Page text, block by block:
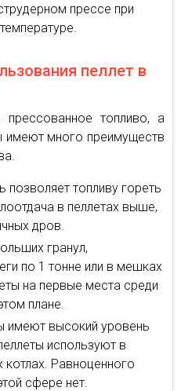
прессе при
пеллет в
топливо, а
имеют много преимуществ
позволяет топливу гореть
в пеллетах выше,
дров.
гранул,
по 1 тонне или в мешках
на первые места среди
плане.
имеют высокий уровень
используют в
котлах. Равноценного
сфере нет.